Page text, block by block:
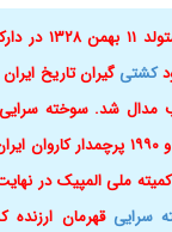
سوخته سرایی
کشتیگیران تاریخ
مدال شد. سوخته سرایی
آسیایی ۱۹۸۲, ۱۹۸۶ و ۱۹۹۰
ملی المپیک در
سرایی قهرمان